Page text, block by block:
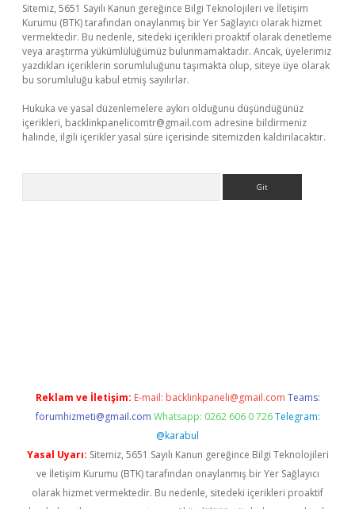
Sitemiz, 5651 Sayılı Kanun gereğince Bilgi Teknolojileri ve İletişim
Kurumu (BTK) tarafından onaylanmış bir Yer Sağlayıcı olarak hizmet
vermektedir. Bu nedenle, sitedeki içerikleri proaktif olarak denetleme
veya araştırma yükümlülüğümüz bulunmamaktadır. Ancak, üyelerimiz
yazdıkları içeriklerin sorumluluğunu taşımakta olup, siteye üye olarak
bu sorumluluğu kabul etmiş sayılırlar.
Hukuka ve yasal düzenlemelere aykırı olduğunu düşündüğünüz
içerikleri, backlinkpanelicomtr@gmail.com adresine bildirmeniz
halinde, ilgili içerikler yasal süre içerisinde sitemizden kaldırılacaktır.
Reklam ve İletişim: E-mail: backlinkpaneli@gmail.com Teams:
forumhizmeti@gmail.com Whatsapp: 0262 606 0 726 Telegram:
@karabul
Yasal Uyarı: Sitemiz, 5651 Sayılı Kanun gereğince Bilgi Teknolojileri
ve İletişim Kurumu (BTK) tarafından onaylanmış bir Yer Sağlayıcı
olarak hizmet vermektedir. Bu nedenle, sitedeki içerikleri proaktif